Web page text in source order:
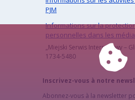
PJM
Informations sur la
personnelles dans les
„Miejski Serwis Internetowy –
1734-5480
Inscrivez-vous à notre
Abonnez-vous à la newsletter